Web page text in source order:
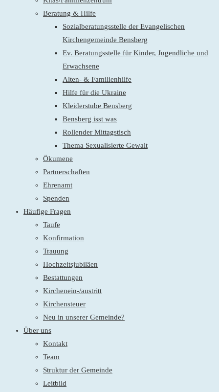
Beratung & Hilfe
Sozialberatungsstelle der Evangelischen
Kirchengemeinde Bensberg
Ev. Beratungsstelle für Kinder, Jugendliche und
Erwachsene
Alten- & Familienhilfe
Hilfe für die Ukraine
Kleiderstube Bensberg
Bensberg isst was
Rollender Mittagstisch
Thema Sexualisierte Gewalt
Ökumene
Partnerschaften
Ehrenamt
Spenden
Häufige Fragen
Taufe
Konfirmation
Trauung
Hochzeitsjubiläen
Bestattungen
Kirchenein-/austritt
Kirchensteuer
Neu in unserer Gemeinde?
Über uns
Kontakt
Team
Struktur der Gemeinde
Leitbild